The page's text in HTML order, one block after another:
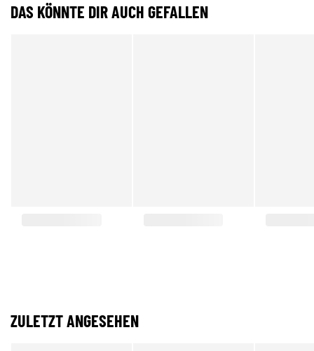
DAS KÖNNTE DIR AUCH GEFALLEN
ZULETZT ANGESEHEN